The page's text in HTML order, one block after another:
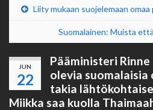
Liity mukaan suojelemaan
Suomalainen: Muista
JUN
22
Pääministeri
olevia suomalaisia
takia
Miikka saa kuolla